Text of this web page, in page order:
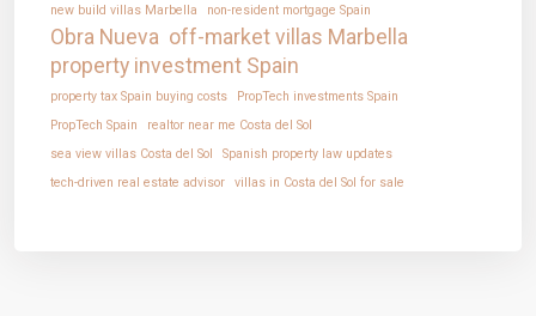
new build villas Marbella
non-resident mortgage Spain
Obra Nueva off-market villas Marbella
property investment Spain
property tax Spain buying costs
PropTech investments Spain
PropTech Spain
realtor near me Costa del Sol
sea view villas Costa del Sol
Spanish property law updates
tech-driven real estate advisor
villas in Costa del Sol for sale